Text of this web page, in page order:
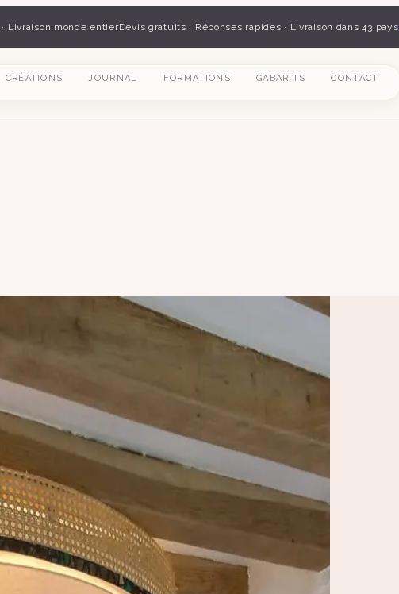
Livraison monde entierDevis gratuits · Réponses rapides · Livraison dans 43 pays
CRÉATIONS JOURNAL FORMATIONS GABARITS CONTACT